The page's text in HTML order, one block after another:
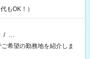
もOK！）
/ …
希望の勤務地を紹介しま